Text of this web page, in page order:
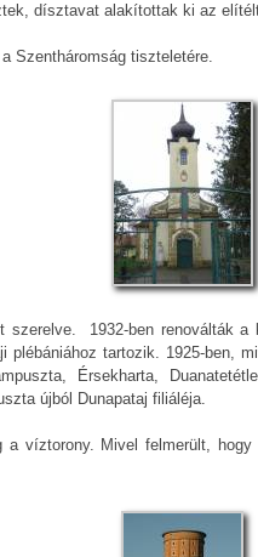
dísztavat alakítottak ki az
Szentháromság tiszteletére.
1932-ben renoválták
tartozik. 1925-ben,
Érsekharta,
újból Dunapataj filiáléja.
víztorony. Mivel felmerült,